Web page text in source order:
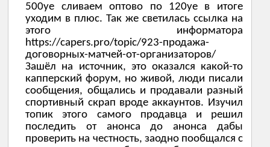
500уе сливаем оптово по 120уе в итоге
уходим в плюс. Так же светилась ссылка на
этого информатора
https://capers.pro/topic/923-продажа-
договорных-матчей-от-организаторов/
Зашёл на источник, это оказался какой-то
капперский форум, но живой, люди писали
сообщения, общались и продавали разный
спортивный скрап вроде аккаунтов. Изучил
топик этого самого продавца и решил
последить от анонса до анонса дабы
проверить на честность, заодно пообщался с